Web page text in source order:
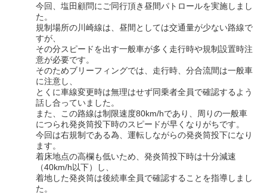
今回、塩田顧問にご同行頂き昼間パトロールを実施しまし
た。
規制場所の川崎線は、昼間としては交通量が少ない路線で
すが、
その分スピードを出す一般車が多く走行時や規制設置時注
意が必要です。
そのためブリーフィングでは、走行時、分合流間は一般車
に注意し、
とくに車線変更時は無理はせず同乗者全員で確認するよう
話し合っていました。
また、この路線は制限速度80km/hであり、周りの一般車
につられ発炎筒投下時のスピードが早くなりがちです。
今回は右規制である為、運転しながらの発炎筒投下になり
ます。
着床地点の高欄も低いため、発炎筒投下時は十分減速
（40km/h以下）し、
着地した発炎筒は後続車全員で確認することを指導しまし
た。